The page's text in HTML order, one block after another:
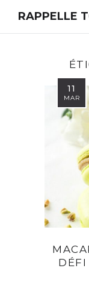
RAPPELLE
11
MAR